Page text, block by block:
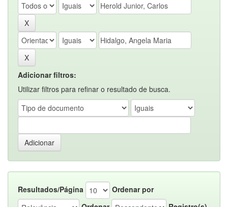
Adicionar filtros:
Utilizar filtros para refinar o resultado de busca.
Resultados/Página
Ordenar por